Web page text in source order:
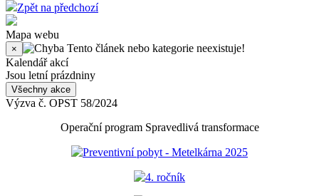
Zpět na předchozí
Mapa webu
×
Tento článek nebo kategorie neexistuje!
Kalendář akcí
Jsou letní prázdniny
Všechny akce
Výzva č. OPST 58/2024
Operační program Spravedlivá transformace
Preventivní pobyt - Metelkárna 2025
4. ročník